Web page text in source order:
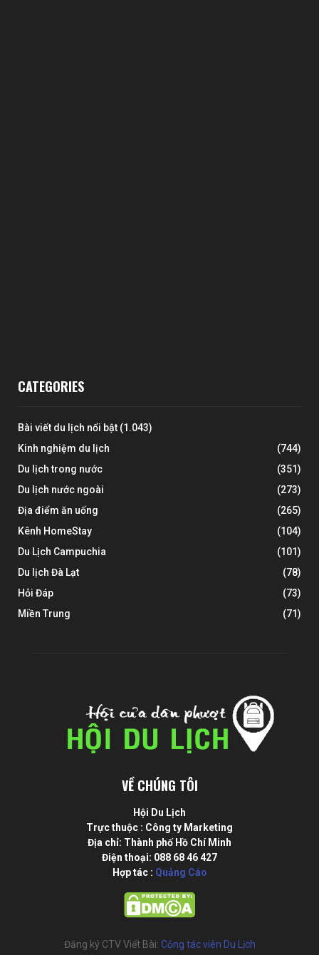
CATEGORIES
Bài viết du lịch nổi bật (1.043)
Kinh nghiệm du lịch
(744)
Du lịch trong nước
(351)
Du lịch nước ngoài
(273)
Địa điểm ăn uống
(265)
Kênh HomeStay
(104)
Du Lịch Campuchia
(101)
Du lịch Đà Lạt
(78)
Hỏi Đáp
(73)
Miền Trung
(71)
VỀ CHÚNG TÔI
Hội Du Lịch
Trực thuộc : Công ty Marketing
Địa chỉ: Thành phố Hồ Chí Minh
Điện thoại: 088 68 46 427
Hợp tác : Quảng Cáo
Đăng ký CTV Viết Bài: Cộng tác viên Du Lịch